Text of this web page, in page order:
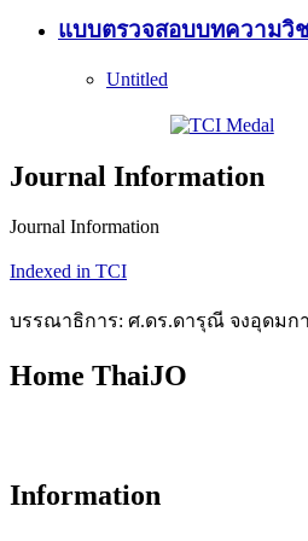
แบบตรวจสอบบทความวิ
Untitled
Journal Information
Journal Information
Indexed in TCI
บรรณาธิการ: ศ.ดร.ดารุณี จงอุดมก
Home ThaiJO
Information